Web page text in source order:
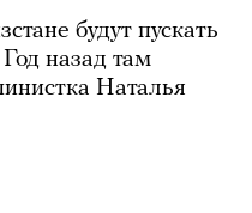
будут пускать
назад там
Наталья